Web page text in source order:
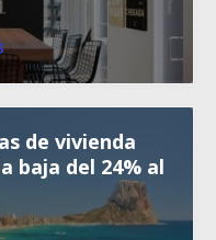
de vivienda
baja del 24% al